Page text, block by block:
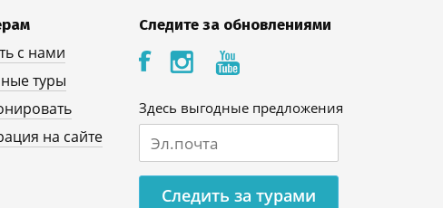
с нами
туры
на сайте
Следите за обновлениями
Здесь выгодные предложения
Следить за турами